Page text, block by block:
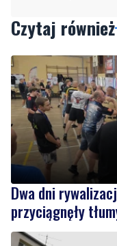
Czytaj również
Dwa dni
przyciągnęły